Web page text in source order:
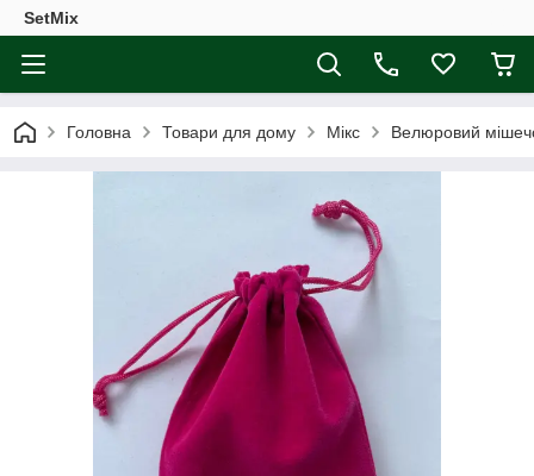
SetMix
Головна Товари для дому Мікс Велюровий